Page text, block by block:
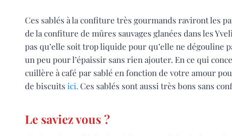
Ces sablés à la confiture très gourmands raviront les
de la confiture de mûres sauvages glanées dans les
pas qu’elle soit trop liquide pour qu’elle ne dégouline
un peu pour l’épaissir sans rien ajouter. En ce qui
cuillère à café par sablé en fonction de votre amour
de biscuits ici. Ces sablés sont aussi très bons sans
Le saviez vous ?